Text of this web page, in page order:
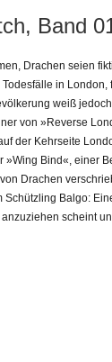
Band
Drachen seien
in London,
weiß
von »Reverse
der Kehrseite
»Wing Bind«, einer
Drachen
Schützling Balgo:
scheint